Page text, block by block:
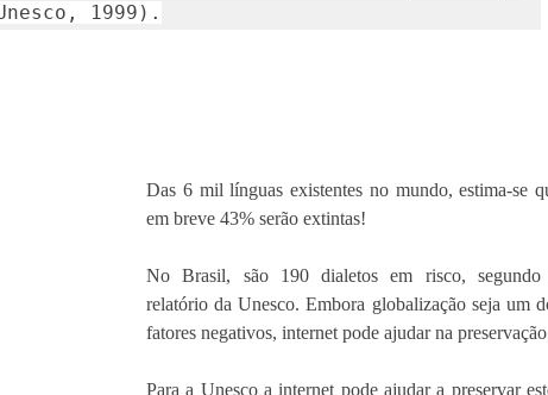
1999).
Das 6 mil línguas existentes no mundo, estima-se
em breve 43% serão extintas!
No Brasil, são 190 dialetos em risco,
relatório da Unesco. Embora globalização seja um
fatores negativos, internet pode ajudar na
Para a Unesco a internet pode ajudar a preservar